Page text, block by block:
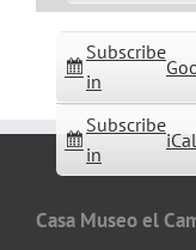
Subscribe
in
Subscribe
in
iCal
Casa Museo el